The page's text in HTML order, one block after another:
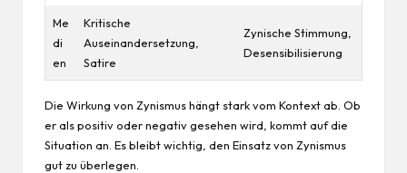
Me
di
en
Kritische
Auseinandersetzung,
Satire
Zynische Stimmung,
Desensibilisierung
Die Wirkung von Zynismus hängt stark vom Kontext ab. Ob
er als positiv oder negativ gesehen wird, kommt auf die
Situation an. Es bleibt wichtig, den Einsatz von Zynismus
gut zu überlegen.